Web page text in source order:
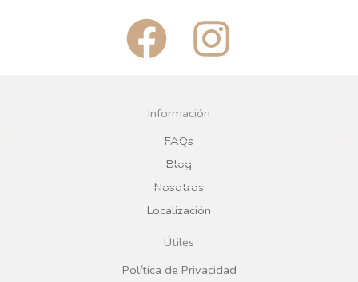
F
a
c
e
b
o
I
n
g
Información
FAQs
Blog
Nosotros
Localización
Útiles
Política de Privacidad